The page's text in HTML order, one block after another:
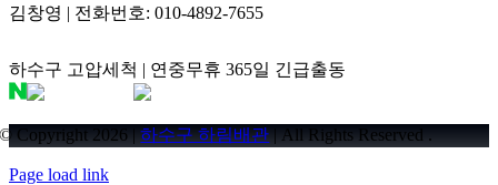
김창영 | 전화번호: 010-4892-7655
하수구 고압세척 | 연중무휴 365일 긴급출동
© Copyright 2026 |하수구 하림배관 | All Rights Reserved .
Page load link